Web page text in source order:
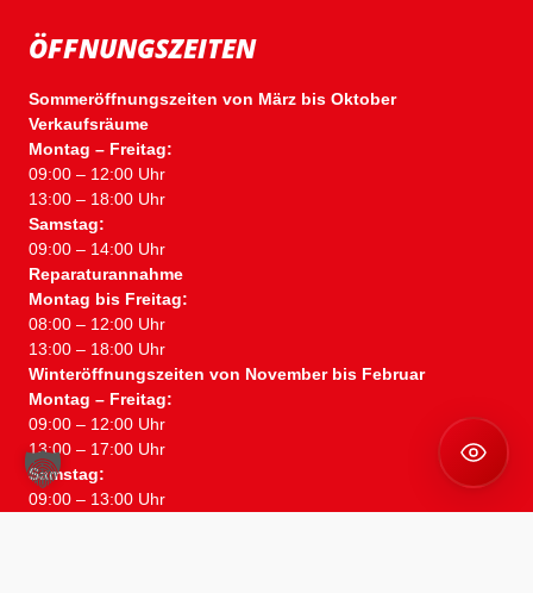
ÖFFNUNGSZEITEN
Sommeröffnungszeiten von März bis Oktober
Verkaufsräume
Montag – Freitag:
09:00 – 12:00 Uhr
13:00 – 18:00 Uhr
Samstag:
09:00 – 14:00 Uhr
Reparaturannahme
Montag bis Freitag:
08:00 – 12:00 Uhr
13:00 – 18:00 Uhr
Winteröffnungszeiten von November bis Februar
Montag – Freitag:
09:00 – 12:00 Uhr
13:00 – 17:00 Uhr
Samstag:
09:00 – 13:00 Uhr